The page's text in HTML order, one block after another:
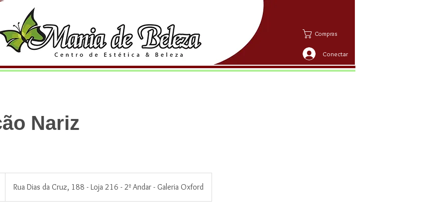
Conectar
Compras
Nariz
Rua Dias da Cruz, 188 - Loja 216 - 2º Andar - Galeria Oxford